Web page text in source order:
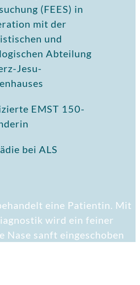
(FEES) in
mit der
und
Abteilung
Jesu-
EMST 150-
bei ALS